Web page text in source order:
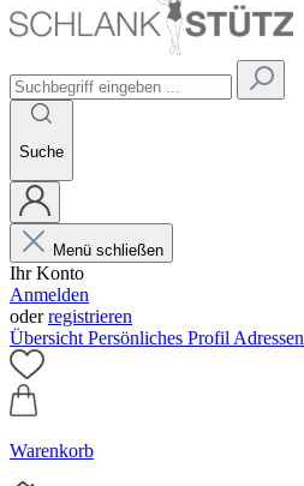
Suche
Menü schließen
Ihr Konto
Anmelden
oderregistrieren
Übersicht Persönliches Profil Adressen
Warenkorb